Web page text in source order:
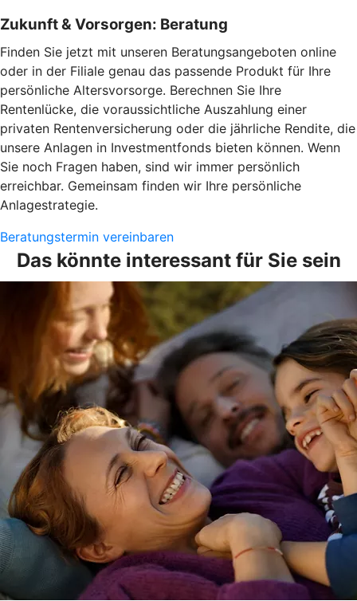
Zukunft & Vorsorgen: Beratung
Finden Sie jetzt mit unseren Beratungsangeboten online
oder in der Filiale genau das passende Produkt für Ihre
persönliche Altersvorsorge. Berechnen Sie Ihre
Rentenlücke, die voraussichtliche Auszahlung einer
privaten Rentenversicherung oder die jährliche Rendite, die
unsere Anlagen in Investmentfonds bieten können. Wenn
Sie noch Fragen haben, sind wir immer persönlich
erreichbar. Gemeinsam finden wir Ihre persönliche
Anlagestrategie.
Beratungstermin vereinbaren
Das könnte interessant für Sie sein